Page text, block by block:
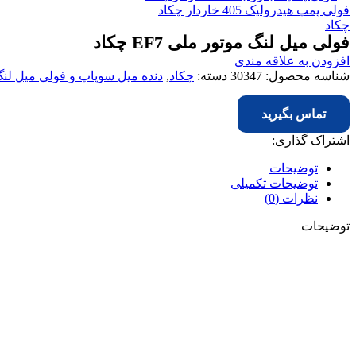
فولی پمپ هیدرولیک 405 خاردار چکاد
چکاد
فولی میل لنگ موتور ملی EF7 چکاد
افزودن به علاقه مندی
شناسه محصول: 30347 دسته: چکاد, دنده میل سوپاپ و فولی میل
تماس بگیرید
اشتراک گذاری:
توضیحات
توضیحات تکمیلی
نظرات (0)
توضیحات